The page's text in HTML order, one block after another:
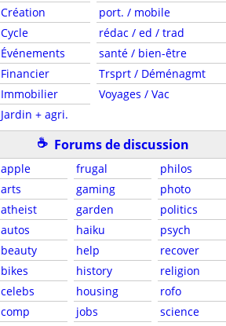
Création
Cycle
Événements
Financier
Immobilier
Jardin + agri.
port. / mobile
rédac / ed / trad
santé / bien-être
Trsprt / Déménagmt
Voyages / Vac
☕ Forums de discussion
apple
arts
atheist
autos
beauty
bikes
celebs
comp
frugal
gaming
garden
haiku
help
history
housing
jobs
philos
photo
politics
psych
recover
religion
rofo
science